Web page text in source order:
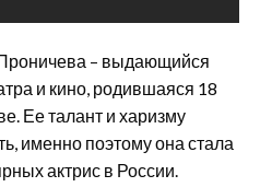
– выдающийся
и кино, родившаяся 18
Ее талант и харизму
именно поэтому она стала
актрис в России.